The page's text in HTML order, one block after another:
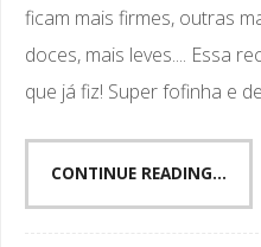
ficam mais firmes, outras
doces, mais leves.... Essa
que já fiz! Super fofinha e
CONTINUE READING...